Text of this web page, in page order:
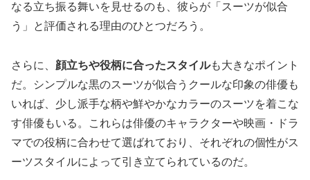
なる立ち振る舞いを見せるのも、彼らが「スーツが似合
う」と評価される理由のひとつだろう。
さらに、 顔立ちや役柄に合ったスタイルも大きなポイント
だ。シンプルな黒のスーツが似合うクールな印象の俳優も
いれば、少し派手な柄や鮮やかなカラーのスーツを着こな
す俳優もいる。これらは俳優のキャラクターや映画・ドラ
マでの役柄に合わせて選ばれており、それぞれの個性がス
ーツスタイルによって引き立てられているのだ。